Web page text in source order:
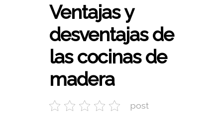
Ventajas y
desventajas de
las cocinas de
madera
post